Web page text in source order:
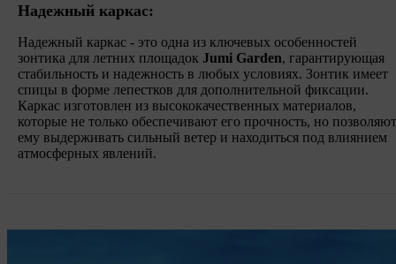
Надежный каркас:
Надежный каркас - это одна из ключевых особенностей
зонтика для летних площадок Jumi Garden, гарантирующая
стабильность и надежность в любых условиях. Зонтик имеет
спицы в форме лепестков для дополнительной фиксации.
Каркас изготовлен из высококачественных материалов,
которые не только обеспечивают его прочность, но позволяют
ему выдерживать сильный ветер и находиться под влиянием
атмосферных явлений.